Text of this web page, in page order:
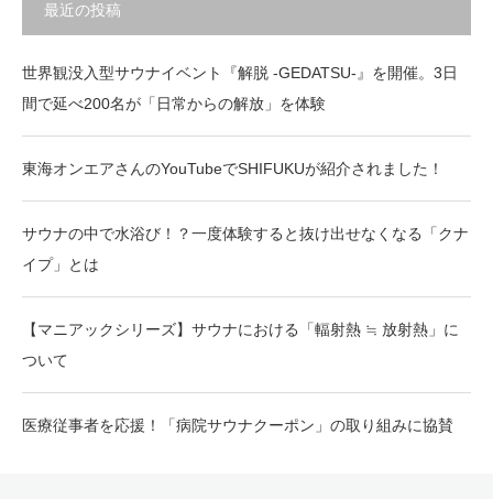
最近の投稿
世界観没入型サウナイベント『解脱 -GEDATSU-』を開催。3日
間で延べ200名が「日常からの解放」を体験
東海オンエアさんのYouTubeでSHIFUKUが紹介されました！
サウナの中で水浴び！？一度体験すると抜け出せなくなる「クナ
イプ」とは
【マニアックシリーズ】サウナにおける「輻射熱 ≒ 放射熱」に
ついて
医療従事者を応援！「病院サウナクーポン」の取り組みに協賛